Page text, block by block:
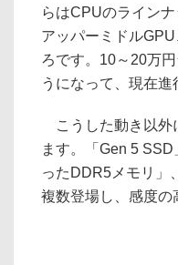
らはCPUのライン
アッパーミドル
ろです。10～20万
うになって、現在進
こうした動き以外
ます。「Gen 5
ったDDR5メモリ」
複数登場し、感度の